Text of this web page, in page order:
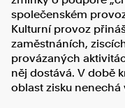
společenském
Kulturní provoz
zaměstnáních,
provázaných
něj dostává. V době
oblast zisku